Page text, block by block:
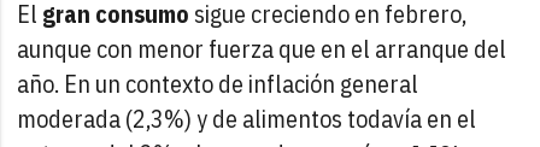
El gran consumo sigue creciendo en febrero,
aunque con menor fuerza que en el arranque del
año. En un contexto de inflación general
moderada (2,3%) y de alimentos todavía en el